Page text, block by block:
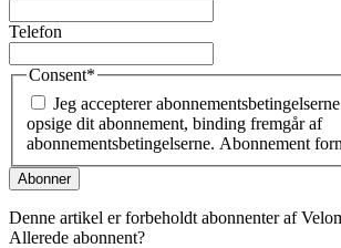
Telefon
Consent*
Jeg accepterer
opsige dit abonnement, binding fremgår af
abonnementsbetingelserne. Abonnement
Denne artikel er forbeholdt abonnenter af
Allerede abonnent?